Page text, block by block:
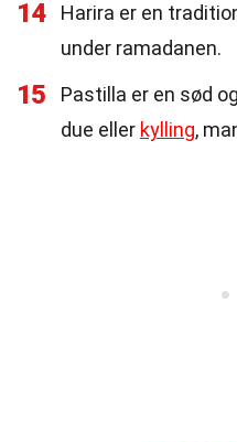
14
Harira er en
under ramadanen.
15
Pastilla er en sød
due eller kylling,